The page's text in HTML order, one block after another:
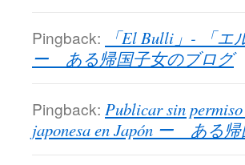
Pingback:
「El Bulli」- 「エ
ー ある帰国子女のブログ
Pingback: Publicar sin
japonesa en Japón ー ある